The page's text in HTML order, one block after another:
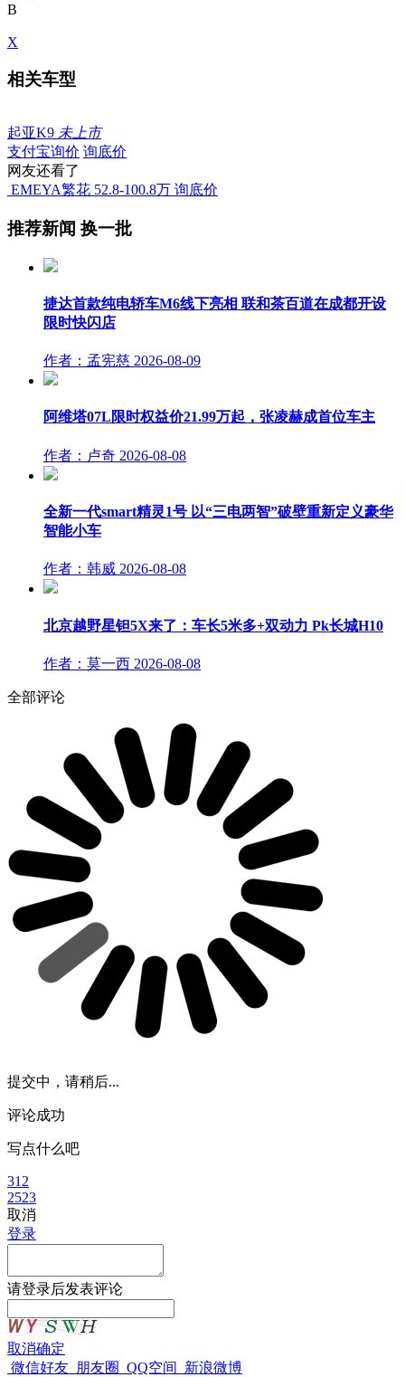
B
X
相关车型
起亚K9 未上市
支付宝询价 询底价
网友还看了
EMEYA繁花 52.8-100.8万 询底价
推荐新闻 换一批
捷达首款纯电轿车M6线下亮相 联和茶百道在成都开设
限时快闪店
作者：孟宪慈 2026-08-09
阿维塔07L限时权益价21.99万起，张凌赫成首位车主
作者：卢奇 2026-08-08
全新一代smart精灵1号 以“三电两智”破壁重新定义豪华
智能小车
作者：韩威 2026-08-08
北京越野星钽5X来了：车长5米多+双动力 Pk长城H10
作者：莫一西 2026-08-08
全部评论
提交中，请稍后...
评论成功
写点什么吧
312
2523
取消
登录
请登录后发表评论
取消确定
微信好友 朋友圈 QQ空间 新浪微博